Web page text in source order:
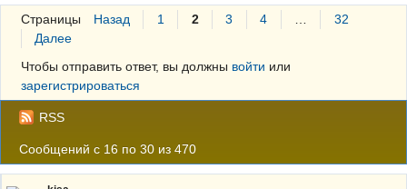
Страницы Назад 1 2 3 4
32
Далее
Чтобы отправить ответ, вы должны войти или
зарегистрироваться
RSS
Сообщений с 16 по 30 из 470